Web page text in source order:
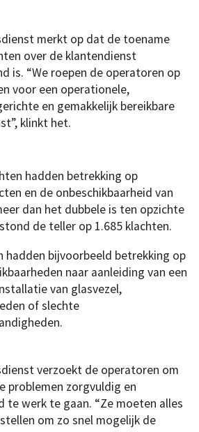
merkt op dat de toename
over de klantendienst
is. “We roepen de operatoren op
voor een operationele,
en gemakkelijk bereikbare
klinkt het.
hadden betrekking op
en de onbeschikbaarheid van
dan het dubbele is ten opzichte
de teller op 1.685 klachten.
hadden bijvoorbeeld betrekking op
naar aanleiding van een
van glasvezel,
of slechte
verzoekt de operatoren om
problemen zorgvuldig en
te werk te gaan. “Ze moeten alles
om zo snel mogelijk de